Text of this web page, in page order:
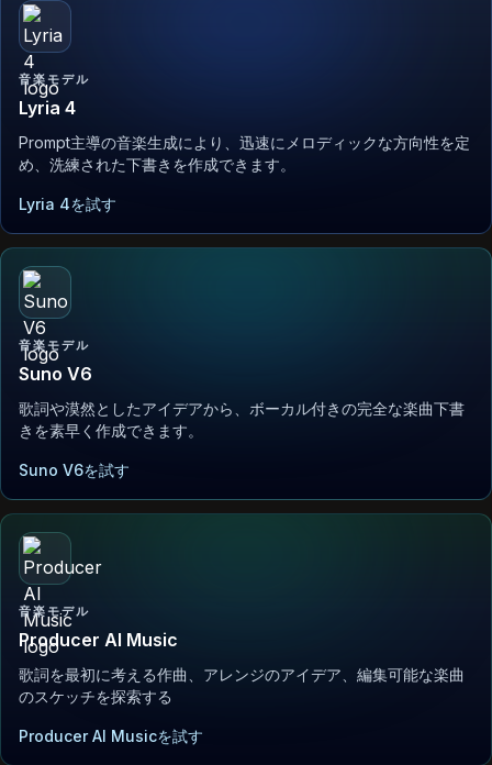
音楽モデル
Lyria 4
Prompt主導の音楽生成により、迅速にメロディックな方向性を定
め、洗練された下書きを作成できます。
Lyria 4を試す
音楽モデル
Suno V6
歌詞や漠然としたアイデアから、ボーカル付きの完全な楽曲下書
きを素早く作成できます。
Suno V6を試す
音楽モデル
Producer AI Music
歌詞を最初に考える作曲、アレンジのアイデア、編集可能な楽曲
のスケッチを探索する
Producer AI Musicを試す